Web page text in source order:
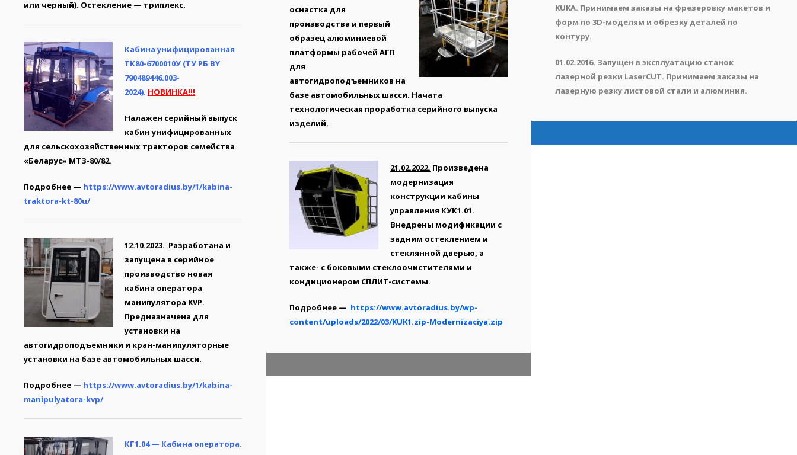
или черный). Остекление — триплекс.
Кабина унифицированная
ТК80-6700010У (ТУ РБ BY
790489446.003-
2024). НОВИНКА!!!
Налажен серийный выпуск
кабин унифицированных
для сельскохозяйственных тракторов семейства
«Беларус» МТЗ-80/82.
Подробнее — https://www.avtoradius.by/1/kabina-
traktora-kt-80u/
12.10.2023. Разработана и
запущена в серийное
производство новая
кабина оператора
манипулятора KVP.
Предназначена для
установки на
автогидроподъемники и кран-манипуляторные
установки на базе автомобильных шасси.
Подробнее — https://www.avtoradius.by/1/kabina-
manipulyatora-kvp/
КГ1.04 — Кабина оператора.
оснастка для
производства и первый
образец алюминиевой
платформы рабочей АГП
для
автогидроподъемников на
базе автомобильных шасси. Начата
технологическая проработка серийного выпуска
изделий.
21.02.2022. Произведена
модернизация
конструкции кабины
управления КУК1.01.
Внедрены модификации с
задним остеклением и
стеклянной дверью, а
также- с боковыми стеклоочистителями и
кондиционером СПЛИТ-системы.
Подробнее — https://www.avtoradius.by/wp-
content/uploads/2022/03/KUK1.zip-Modernizaciya.zip
KUKA. Принимаем заказы на фрезеровку макетов и
форм по 3D-моделям и обрезку деталей по
контуру.
01.02.2016. Запущен в эксплуатацию станок
лазерной резки LaserCUT. Принимаем заказы на
лазерную резку листовой стали и алюминия.